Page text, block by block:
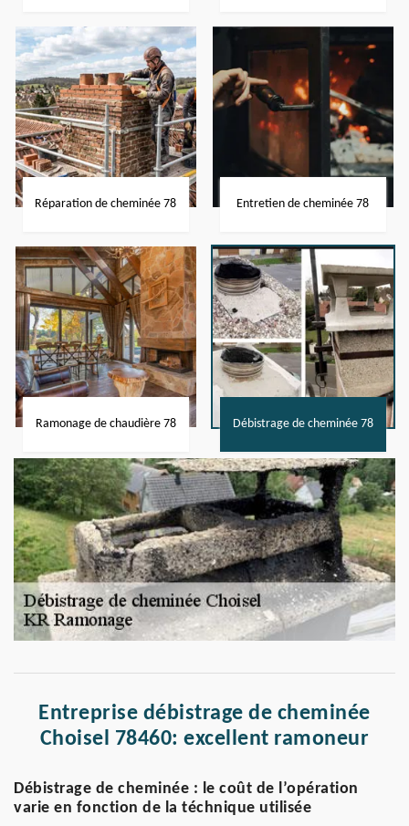
Réparation de cheminée 78 Entretien de cheminée 78
Ramonage de chaudière 78 Débistrage de cheminée 78
Entreprise débistrage de cheminée
Choisel 78460: excellent ramoneur
Débistrage de cheminée : le coût de l’opération
varie en fonction de la téchnique utilisée